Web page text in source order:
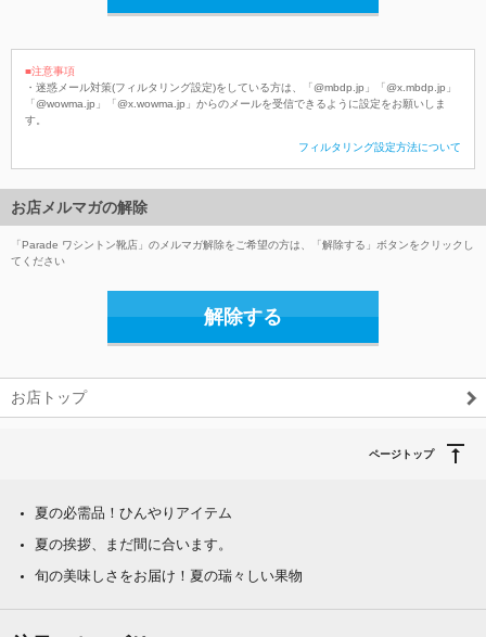
■注意事項
・迷惑メール対策(フィルタリング設定)をしている方は、「@mbdp.jp」「@x.mbdp.jp」
「@wowma.jp」「@x.wowma.jp」からのメールを受信できるように設定をお願いしま
す。
フィルタリング設定方法について
お店メルマガの解除
「Parade ワシントン靴店」のメルマガ解除をご希望の方は、「解除する」ボタンをクリックし
てください
解除する
お店トップ
ページトップ
夏の必需品！ひんやりアイテム
夏の挨拶、まだ間に合います。
旬の美味しさをお届け！夏の瑞々しい果物